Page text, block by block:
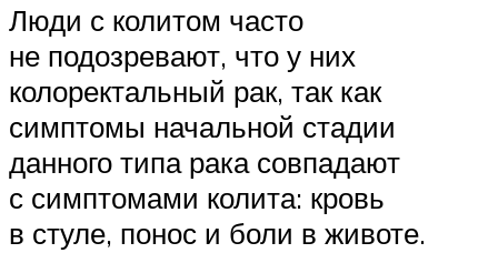
Люди с колитом часто
не подозревают, что у них
колоректальный рак, так как
симптомы начальной стадии
данного типа рака совпадают
с симптомами колита: кровь
в стуле, понос и боли в животе.